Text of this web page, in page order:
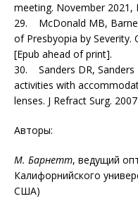
meeting. November 2021,
29. McDonald MB,
of Presbyopia by Severity.
[Epub ahead of print].
30. Sanders DR, Sanders
activities with
lenses. J Refract Surg.
Авторы:
М. Барнетт, ведущий
Калифорнийского
США)